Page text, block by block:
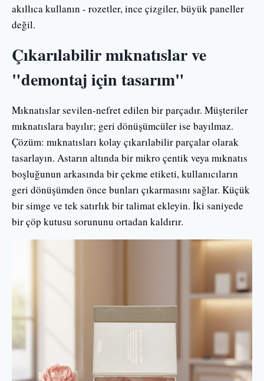
akıllıca kullanın - rozetler, ince çizgiler, büyük paneller
değil.
Çıkarılabilir mıknatıslar ve
"demontaj için tasarım"
Mıknatıslar sevilen-nefret edilen bir parçadır. Müşteriler
mıknatıslara bayılır; geri dönüşümcüler ise bayılmaz.
Çözüm: mıknatısları kolay çıkarılabilir parçalar olarak
tasarlayın. Astarın altında bir mikro çentik veya mıknatıs
boşluğunun arkasında bir çekme etiketi, kullanıcıların
geri dönüşümden önce bunları çıkarmasını sağlar. Küçük
bir simge ve tek satırlık bir talimat ekleyin. İki saniyede
bir çöp kutusu sorununu ortadan kaldırır.